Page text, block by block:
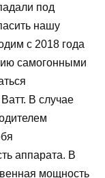
под
нашу
с 2018 года
самогонными
В случае
аппарата. В
мощность